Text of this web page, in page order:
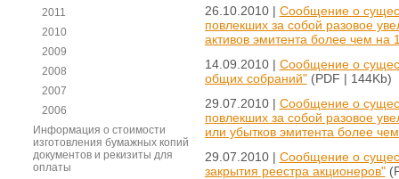
2011
2010
2009
2008
2007
2006
Информация о стоимости
изготовления бумажных копий
документов и рекизиты для
оплаты
26.10.2010 | Сообщение о
повлекших за собой разовое
активов эмитента более чем на
14.09.2010 | Сообщение о
общих собраний"(PDF | 144Kb)
29.07.2010 | Сообщение о
повлекших за собой разовое
или убытков эмитента более
29.07.2010 | Сообщение о
закрытия реестра акционеров"